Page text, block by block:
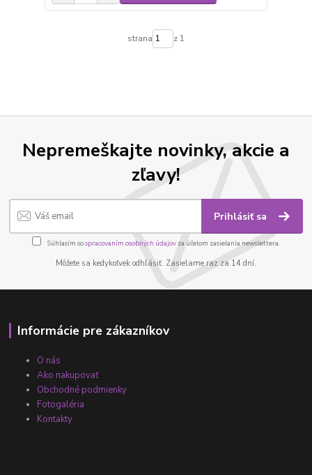
strana z 1
Nepremeškajte novinky, akcie a
zľavy!
Prihlásiť sa
Súhlasím sospracovaním osobných údajov za účelom zasielania newslettera.
Môžete sa kedykoľvek odhlásiť. Zasielame raz za 14 dní.
Informácie pre zákazníkov
O nás
Ako nakupovať
Obchodné podmienky
Fotogaléria
Kontakty